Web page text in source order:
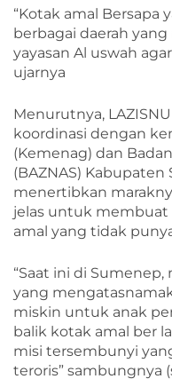
“Kotak amal Bersapa
berbagai daerah
yayasan Al uswah
ujarnya
Menurutnya,
koordinasi dengan
(Kemenag) dan
(BAZNAS)
menertibkan
jelas untuk
amal yang tidak
“Saat ini di
yang
miskin untuk anak
balik kotak amal ber
misi tersembunyi
teroris” sambungnya